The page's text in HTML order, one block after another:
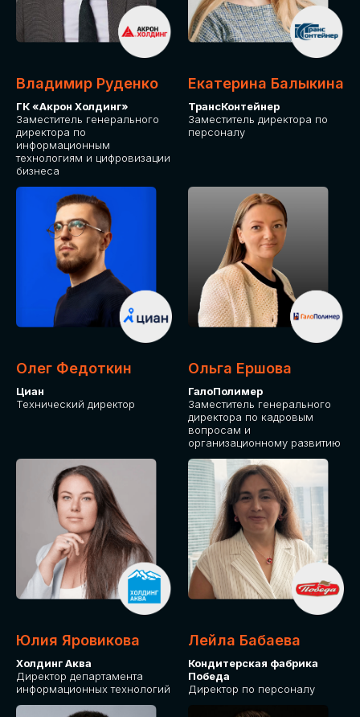
Владимир Руденко
ГК «Акрон Холдинг»
Заместитель генерального
директора по
информационным
технологиям и цифровизации
бизнеса
Екатерина Балыкина
ТрансКонтейнер
Заместитель директора по
персоналу
Олег Федоткин
Циан
Технический директор
Ольга Ершова
ГалоПолимер
Заместитель генерального
директора по кадровым
вопросам и
организационному развитию
Юлия Яровикова
Холдинг Аква
Директор департамента
информационных технологий
Лейла Бабаева
Кондитерская фабрика
Победа
Директор по персоналу